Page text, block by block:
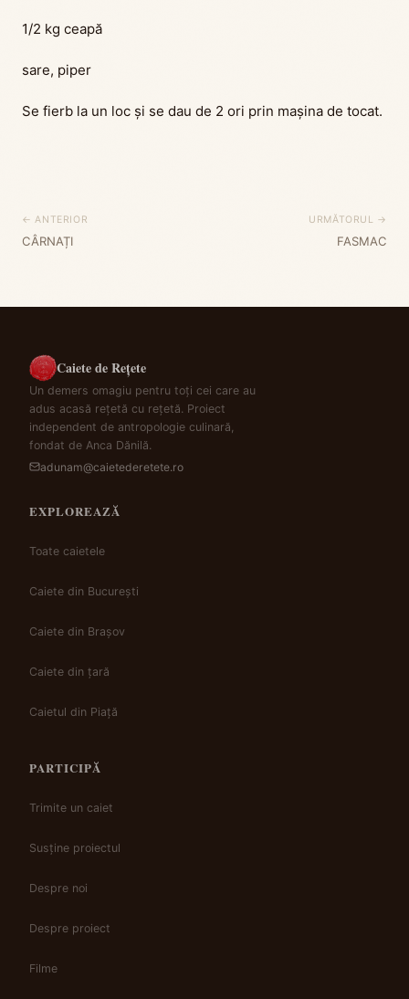
1/2 kg ceapă
sare, piper
Se fierb la un loc și se dau de 2 ori prin mașina de tocat.
← ANTERIOR
CÂRNAȚI
URMĂTORUL →
FASMAC
Caiete de Rețete
Un demers omagiu pentru toți cei care au
adus acasă rețetă cu rețetă. Proiect
independent de antropologie culinară,
fondat de Anca Dănilă.
adunam@caietederetete.ro
EXPLOREAZĂ
Toate caietele
Caiete din București
Caiete din Brașov
Caiete din țară
Caietul din Piață
PARTICIPĂ
Trimite un caiet
Susține proiectul
Despre noi
Despre proiect
Filme